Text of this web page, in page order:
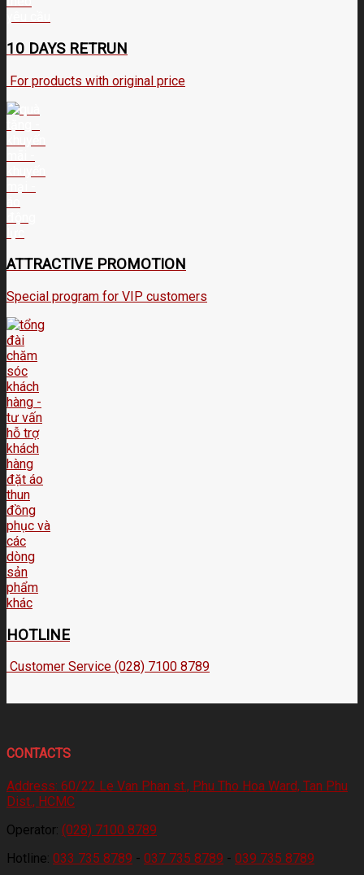
10 DAYS RETRUN
For products with original price
ATTRACTIVE PROMOTION
Special program for VIP customers
HOTLINE
Customer Service (028) 7100 8789
CONTACTS
Address: 60/22 Le Van Phan st., Phu Tho Hoa Ward, Tan Phu
Dist., HCMC
Operator: (028) 7100 8789
Hotline: 033 735 8789 - 037 735 8789 - 039 735 8789